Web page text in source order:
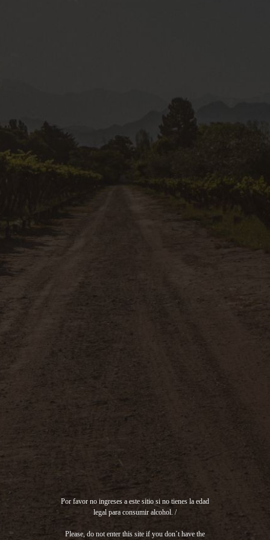
Por favor no ingreses a este sitio si no tienes la edad
legal para consumir alcohol. /
Please, do not enter this site if you don´t have the